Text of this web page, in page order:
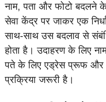
नाम, पता और फोटो बदलने
सेवा केंद्र पर जाकर एक
साथ-साथ उस बदलाव से
होता है। उदाहरण के लिए
पते के लिए एड्रेस प्रूफ और
प्रक्रिया जरूरी है।